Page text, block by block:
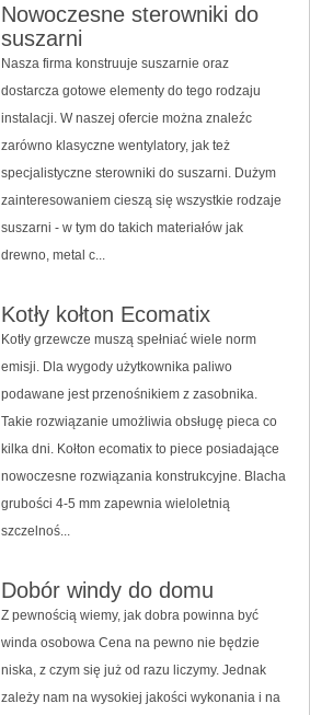
Nowoczesne sterowniki do
suszarni
Nasza firma konstruuje suszarnie oraz
dostarcza gotowe elementy do tego rodzaju
instalacji. W naszej ofercie można znaleźc
zarówno klasyczne wentylatory, jak też
specjalistyczne sterowniki do suszarni. Dużym
zainteresowaniem cieszą się wszystkie rodzaje
suszarni - w tym do takich materiałów jak
drewno, metal c...
Kotły kołton Ecomatix
Kotły grzewcze muszą spełniać wiele norm
emisji. Dla wygody użytkownika paliwo
podawane jest przenośnikiem z zasobnika.
Takie rozwiązanie umożliwia obsługę pieca co
kilka dni. Kołton ecomatix to piece posiadające
nowoczesne rozwiązania konstrukcyjne. Blacha
grubości 4-5 mm zapewnia wieloletnią
szczelnoś...
Dobór windy do domu
Z pewnością wiemy, jak dobra powinna być
winda osobowa Cena na pewno nie będzie
niska, z czym się już od razu liczymy. Jednak
zależy nam na wysokiej jakości wykonania i na